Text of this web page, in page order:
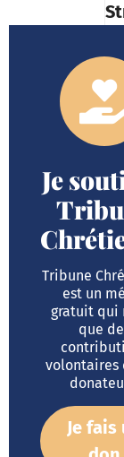
Je
Tribune
est un
gratuit qui
que
volontaires
Je fais